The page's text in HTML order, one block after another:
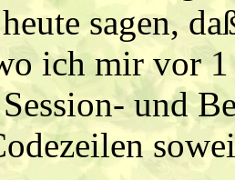
sagen,
ich mir vor 1
und